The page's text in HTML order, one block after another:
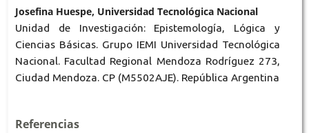
Josefina Huespe, Universidad Tecnológica Nacional
Unidad de Investigación: Epistemología, Lógica y
Ciencias Básicas. Grupo IEMI Universidad Tecnológica
Nacional. Facultad Regional Mendoza Rodríguez 273,
Ciudad Mendoza. CP (M5502AJE). República Argentina
Referencias